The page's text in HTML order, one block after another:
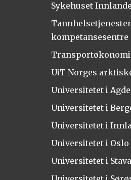
Sykehuset
kompetansesentre
UiT Norges
Universitetet i
Universitetet i
Universitetet i
Universitetet i Oslo
Universitetet i